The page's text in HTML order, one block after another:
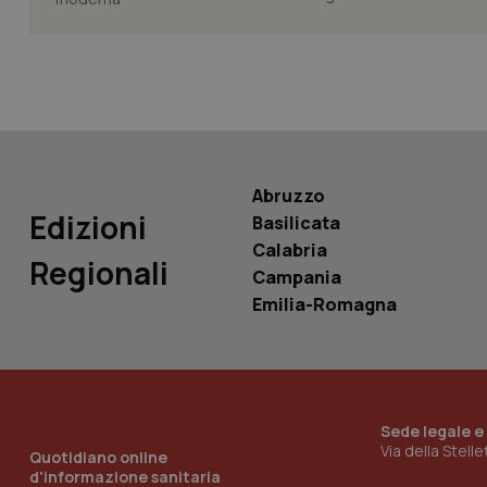
Edizioni
Regionali
Abruzzo
Basilicata
Calabria
Campania
Emilia-Romagna
Quotidiano online
d'informazione sanitaria
Sede legale
Via della
Nome
Nome